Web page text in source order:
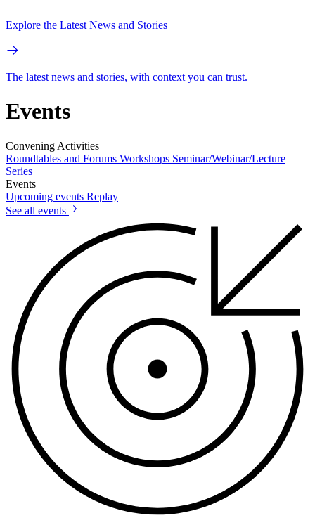
Explore the Latest News and Stories
The latest news and stories, with context you can trust.
Events
Convening Activities
Roundtables and Forums Workshops Seminar/Webinar/Lecture
Series
Events
Upcoming events Replay
See all events